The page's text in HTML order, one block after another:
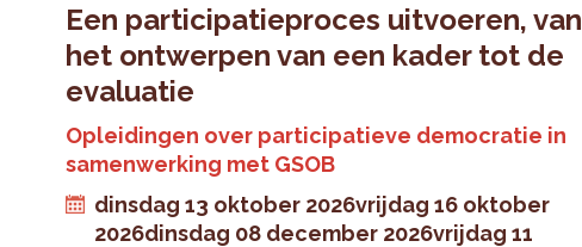
Een participatieproces uitvoeren, van
het ontwerpen van een kader tot de
evaluatie
Opleidingen over participatieve democratie in
samenwerking met GSOB
dinsdag 13 oktober 2026vrijdag 16 oktober
2026dinsdag 08 december 2026vrijdag 11